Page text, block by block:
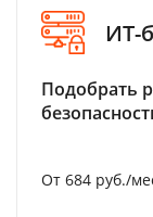
ИТ-
Подобрать
От 684 руб./